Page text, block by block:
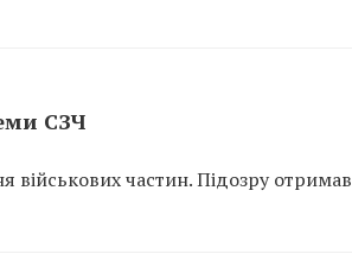
СЗЧ
частин. Підозру отримав